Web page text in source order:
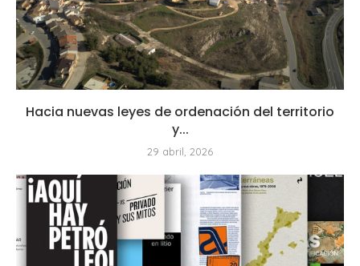
Hacia nuevas leyes de ordenación del territorio
y...
29 abril, 2026